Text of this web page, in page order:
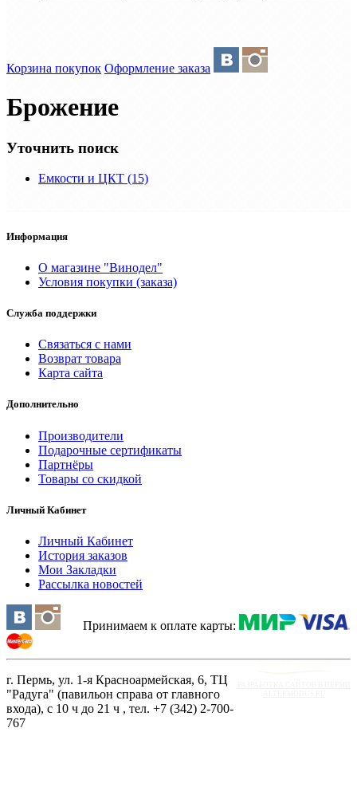
Корзина покупок Оформление заказа
Брожение
Уточнить поиск
Емкости и ЦКТ (15)
Информация
О магазине "Винодел"
Условия покупки (заказа)
Служба поддержки
Связаться с нами
Возврат товара
Карта сайта
Дополнительно
Производители
Подарочные сертификаты
Партнёры
Товары со скидкой
Личный Кабинет
Личный Кабинет
История заказов
Мои Закладки
Рассылка новостей
Принимаем к оплате карты:
г. Пермь, ул. 1-я Красноармейская, 6, ТЦ
"Радуга" (павильон справа от главного
входа), с 10 ч до 21 ч , тел. +7 (342) 2-700-
767